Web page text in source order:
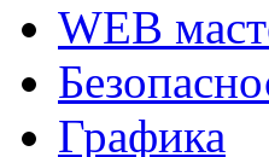
WEB
Графика